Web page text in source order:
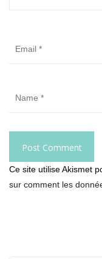
Ce site utilise Akismet
sur comment les